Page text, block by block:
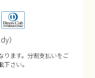
）
ります。分割支払いをご
さい。